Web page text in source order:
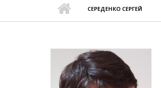
СЕРЕДЕНКО СЕРГЕЙ